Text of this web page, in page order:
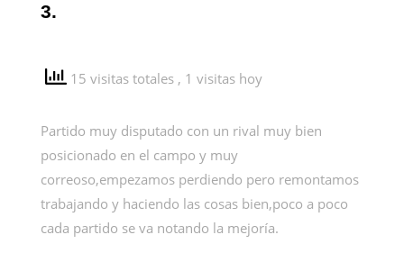
3.
15 visitas totales , 1 visitas hoy
Partido muy disputado con un rival muy bien
posicionado en el campo y muy
correoso,empezamos perdiendo pero remontamos
trabajando y haciendo las cosas bien,poco a poco
cada partido se va notando la mejoría.